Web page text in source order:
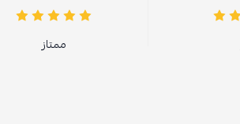
ممتاز